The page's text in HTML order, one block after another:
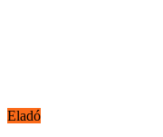
Eladó